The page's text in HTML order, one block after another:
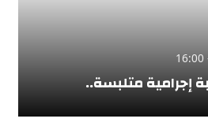
إجرامية متلبسة..